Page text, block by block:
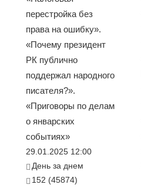
перестройка без
права на ошибку».
«Почему президент
РК публично
поддержал народного
писателя?».
«Приговоры по делам
о январских
событиях»
29.01.2025 12:00
День за днем
152 (45874)